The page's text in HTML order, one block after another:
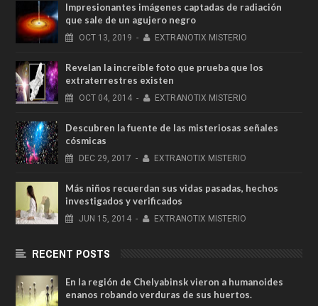
Impresionantes imágenes captadas de radiación
que sale de un agujero negro
OCT 13, 2019 - EXTRANOTIX MISTERIO
Revelan la increíble foto que prueba que los
extraterrestres existen
OCT 04, 2014 - EXTRANOTIX MISTERIO
Descubren la fuente de las misteriosas señales
cósmicas
DEC 29, 2017 - EXTRANOTIX MISTERIO
Más niños recuerdan sus vidas pasadas, hechos
investigados y verificados
JUN 15, 2014 - EXTRANOTIX MISTERIO
RECENT POSTS
En la región de Chelyabinsk vieron a humanoides
enanos robando verduras de sus huertos.